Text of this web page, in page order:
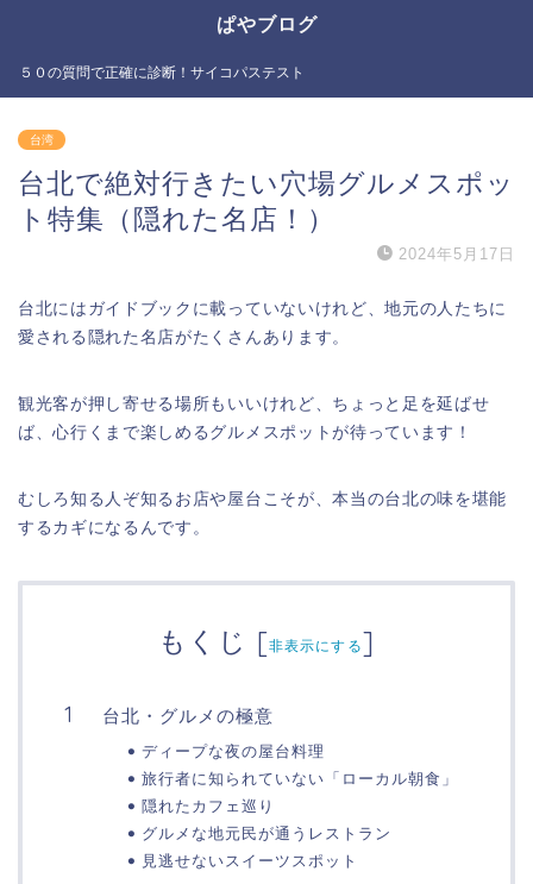
ぱやブログ
５０の質問で正確に診断！サイコパステスト
台湾
台北で絶対行きたい穴場グルメスポッ
ト特集（隠れた名店！）
2024年5月17日
台北にはガイドブックに載っていないけれど、地元の人たちに
愛される隠れた名店がたくさんあります。
観光客が押し寄せる場所もいいけれど、ちょっと足を延ばせ
ば、心行くまで楽しめるグルメスポットが待っています！
むしろ知る人ぞ知るお店や屋台こそが、本当の台北の味を堪能
するカギになるんです。
もくじ [非表示にする]
台北・グルメの極意
ディープな夜の屋台料理
旅行者に知られていない「ローカル朝食」
隠れたカフェ巡り
グルメな地元民が通うレストラン
見逃せないスイーツスポット